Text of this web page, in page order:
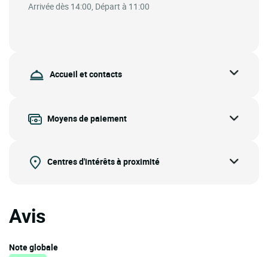
Arrivée dès 14:00, Départ à 11:00
Accueil et contacts
Moyens de paiement
Centres d'intérêts à proximité
Avis
Note globale